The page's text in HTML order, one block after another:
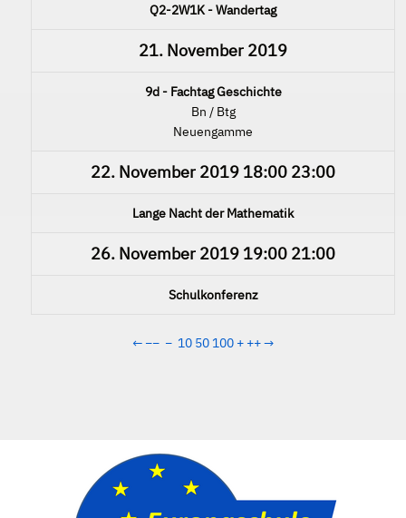
Q2-2W1K - Wandertag
21. November 2019
9d - Fachtag Geschichte
Bn / Btg
Neuengamme
22. November 2019 18:00 23:00
Lange Nacht der Mathematik
26. November 2019 19:00 21:00
Schulkonferenz
← −− − 10 50 100 + ++→